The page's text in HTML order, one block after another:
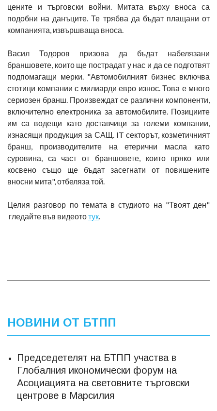
цените и търговски войни. Митата върху вноса са
подобни на данъците. Те трябва да бъдат плащани от
компанията, извършваща вноса.
Васил Тодоров призова да бъдат набелязани
браншовете, които ще пострадат у нас и да се подготвят
подпомагащи мерки. "Автомобилният бизнес включва
стотици компании с милиарди евро износ. Това е много
сериозен бранш. Произвеждат се различни компоненти,
включително електроника за автомобилите. Позициите
им са водещи като доставчици за големи компании,
изнасящи продукция за САЩ. IT секторът, козметичният
бранш, производителите на етерични масла като
суровина, са част от браншовете, които пряко или
косвено също ще бъдат засегнати от повишените
вносни мита", отбеляза той.
Целия разговор по темата в студиото на "Твоят ден"
гледайте във видеототук.
НОВИНИ ОТ БТПП
Председетелят на БТПП участва в
Глобалния икономически форум на
Асоциацията на световните търговски
центрове в Марсилия